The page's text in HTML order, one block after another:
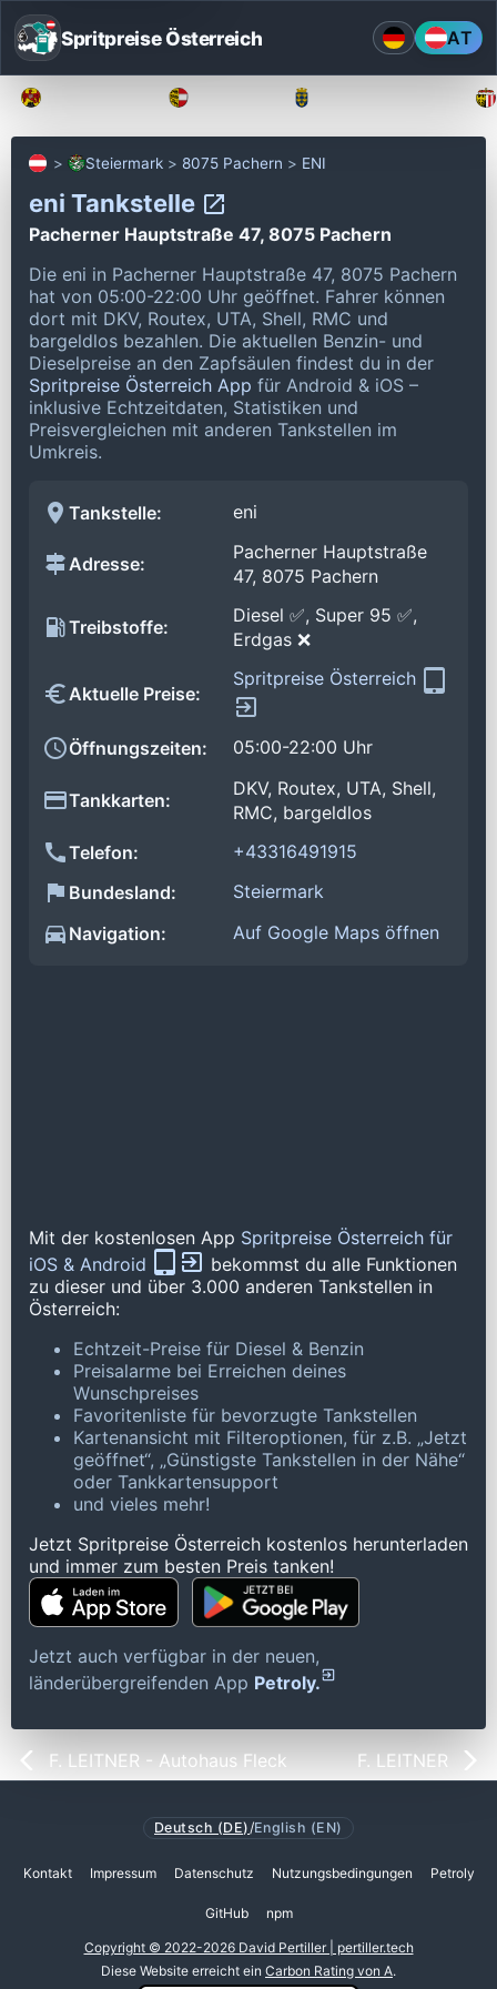
Spritpreise Österreich AT
Steiermark 8075 Pachern ENI
eni Tankstelle
Pacherner Hauptstraße 47, 8075 Pachern
Die eni in Pacherner Hauptstraße 47, 8075 Pachern
hat von 05:00-22:00 Uhr geöffnet. Fahrer können
dort mit DKV, Routex, UTA, Shell, RMC und
bargeldlos bezahlen. Die aktuellen Benzin- und
Dieselpreise an den Zapfsäulen findest du in der
Spritpreise Österreich App für Android & iOS –
inklusive Echtzeitdaten, Statistiken und
Preisvergleichen mit anderen Tankstellen im
Umkreis.
Tankstelle: eni
Adresse:
Pacherner Hauptstraße
47, 8075 Pachern
Treibstoffe:
Diesel ✅, Super 95 ✅,
Erdgas ❌
Aktuelle Preise:
Spritpreise Österreich
Öffnungszeiten: 05:00-22:00 Uhr
Tankkarten:
DKV, Routex, UTA, Shell,
RMC, bargeldlos
Telefon:
+43316491915
Bundesland:
Steiermark
Navigation:
Auf Google Maps öffnen
Mit der kostenlosen App Spritpreise Österreich für
iOS & Android
bekommst du alle Funktionen
zu dieser und über 3.000 anderen Tankstellen in
Österreich:
Echtzeit-Preise für Diesel & Benzin
Preisalarme bei Erreichen deines
Wunschpreises
Favoritenliste für bevorzugte Tankstellen
Kartenansicht mit Filteroptionen, für z.B. „Jetzt
geöffnet“, „Günstigste Tankstellen in der Nähe“
oder Tankkartensupport
und vieles mehr!
Jetzt Spritpreise Österreich kostenlos herunterladen
und immer zum besten Preis tanken!
Jetzt auch verfügbar in der neuen,
länderübergreifenden App Petroly.
F. LEITNER - Autohaus Fleck F. LEITNER
Deutsch (DE)/English (EN)
Kontakt Impressum Datenschutz Nutzungsbedingungen Petroly
GitHub npm
Copyright © 2022-2026 David Pertiller | pertiller.tech
Diese Website erreicht ein Carbon Rating von A.